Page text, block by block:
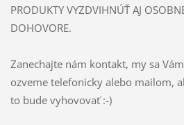
PRODUKTY VYZDVIHNÚŤ AJ
DOHOVORE.
Zanechajte nám kontakt, my sa
ozveme telefonicky alebo mailom,
to bude vyhovovať :-)